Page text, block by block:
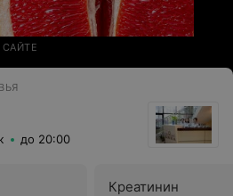
до 20:00
Креатинин